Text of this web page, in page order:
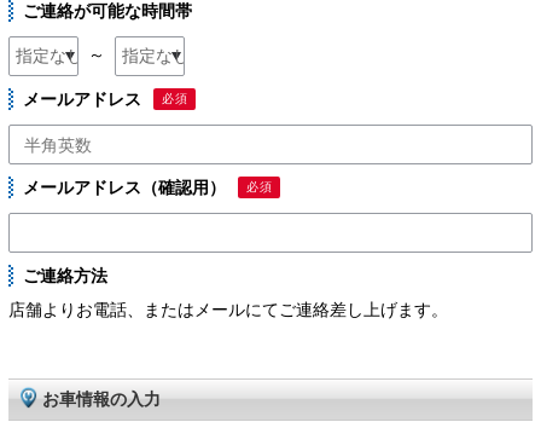
ご連絡が可能な時間帯
～
メールアドレス 必須
メールアドレス（確認用） 必須
ご連絡方法
店舗よりお電話、またはメールにてご連絡差し上げます。
お車情報の入力